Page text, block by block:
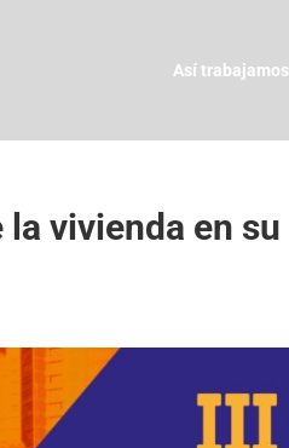
Así trabajamos
vivienda en